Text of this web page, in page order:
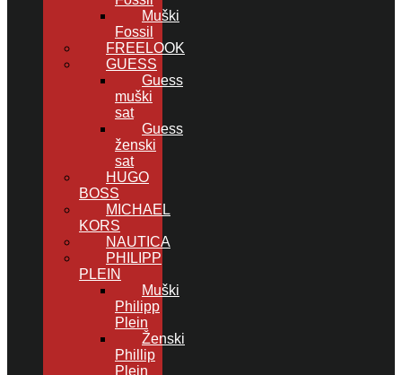
Muški
Fossil
FREELOOK
GUESS
Guess
muški
sat
Guess
ženski
sat
HUGO
BOSS
MICHAEL
KORS
NAUTICA
PHILIPP
PLEIN
Muški
Philipp
Plein
Ženski
Phillip
Plein